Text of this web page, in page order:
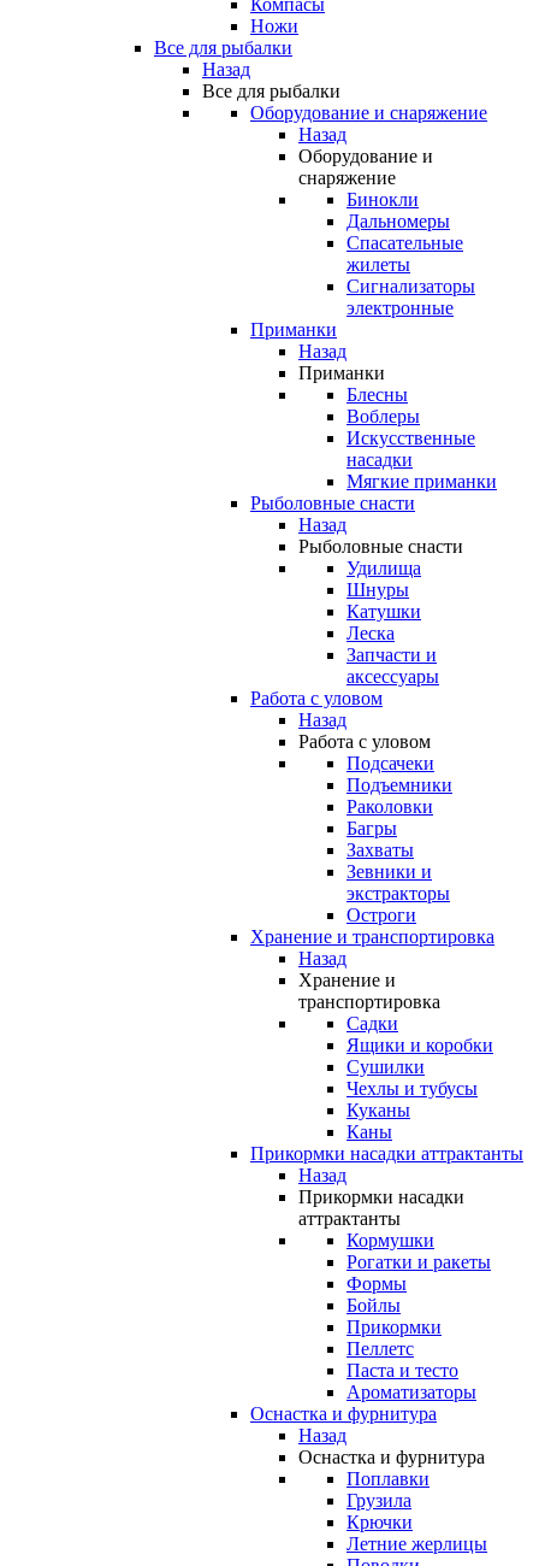
Компасы
Ножи
Все для рыбалки
Назад
Все для рыбалки
Оборудование и снаряжение
Назад
Оборудование и
снаряжение
Бинокли
Дальномеры
Спасательные
жилеты
Сигнализаторы
электронные
Приманки
Назад
Приманки
Блесны
Воблеры
Искусственные
насадки
Мягкие приманки
Рыболовные снасти
Назад
Рыболовные снасти
Удилища
Шнуры
Катушки
Леска
Запчасти и
аксессуары
Работа с уловом
Назад
Работа с уловом
Подсачеки
Подъемники
Раколовки
Багры
Захваты
Зевники и
экстракторы
Остроги
Хранение и транспортировка
Назад
Хранение и
транспортировка
Садки
Ящики и коробки
Сушилки
Чехлы и тубусы
Куканы
Каны
Прикормки насадки аттрактанты
Назад
Прикормки насадки
аттрактанты
Кормушки
Рогатки и ракеты
Формы
Бойлы
Прикормки
Пеллетс
Паста и тесто
Ароматизаторы
Оснастка и фурнитура
Назад
Оснастка и фурнитура
Поплавки
Грузила
Крючки
Летние жерлицы